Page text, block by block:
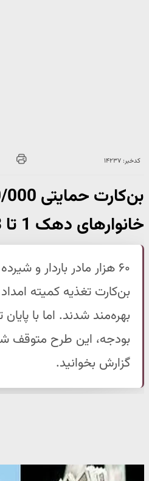
کدخبر: ۱۴۲۳۷
خانوارهای دهک 1 تا 3 +نحوه دریافت
۶۰ هزار مادر باردار و
بن‌کارت تغذیه کمیته
بهره‌مند شدند. اما با
بودجه، این طرح متوقف
گزارش بخوانید.